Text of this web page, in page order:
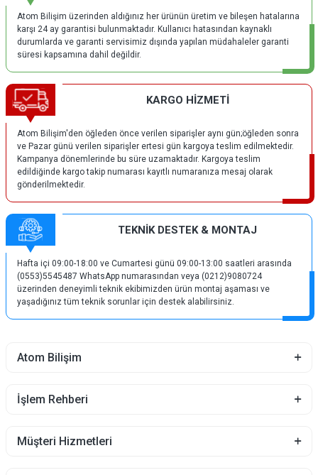
Atom Bilişim üzerinden aldığınız her ürünün üretim ve bileşen hatalarına
karşı 24 ay garantisi bulunmaktadır. Kullanıcı hatasından kaynaklı
durumlarda ve garanti servisimiz dışında yapılan müdahaleler garanti
süresi kapsamına dahil değildir.
KARGO HİZMETİ
Atom Bilişim'den öğleden önce verilen siparişler aynı gün;öğleden sonra
ve Pazar günü verilen siparişler ertesi gün kargoya teslim edilmektedir.
Kampanya dönemlerinde bu süre uzamaktadır. Kargoya teslim
edildiğinde kargo takip numarası kayıtlı numaranıza mesaj olarak
gönderilmektedir.
TEKNİK DESTEK & MONTAJ
Hafta içi 09:00-18:00 ve Cumartesi günü 09:00-13:00 saatleri arasında
(0553)5545487 WhatsApp numarasından veya (0212)9080724
üzerinden deneyimli teknik ekibimizden ürün montaj aşaması ve
yaşadığınız tüm teknik sorunlar için destek alabilirsiniz.
Atom Bilişim
İşlem Rehberi
Müşteri Hizmetleri